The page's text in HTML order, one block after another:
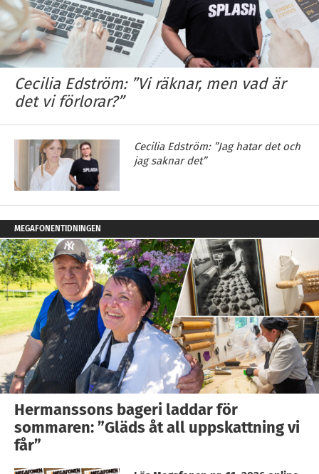
Cecilia Edström: ”Vi räknar, men vad är
det vi förlorar?”
Cecilia Edström: ”Jag hatar det och
jag saknar det”
MEGAFONENTIDNINGEN
Hermanssons bageri laddar för
sommaren: ”Gläds åt all uppskattning vi
får”